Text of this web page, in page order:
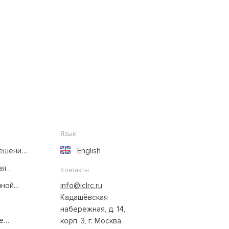
Язык
English
Контакты
info@iclrc.ru
Кадашёвская
набережная, д. 14,
корп. 3, г. Москва,